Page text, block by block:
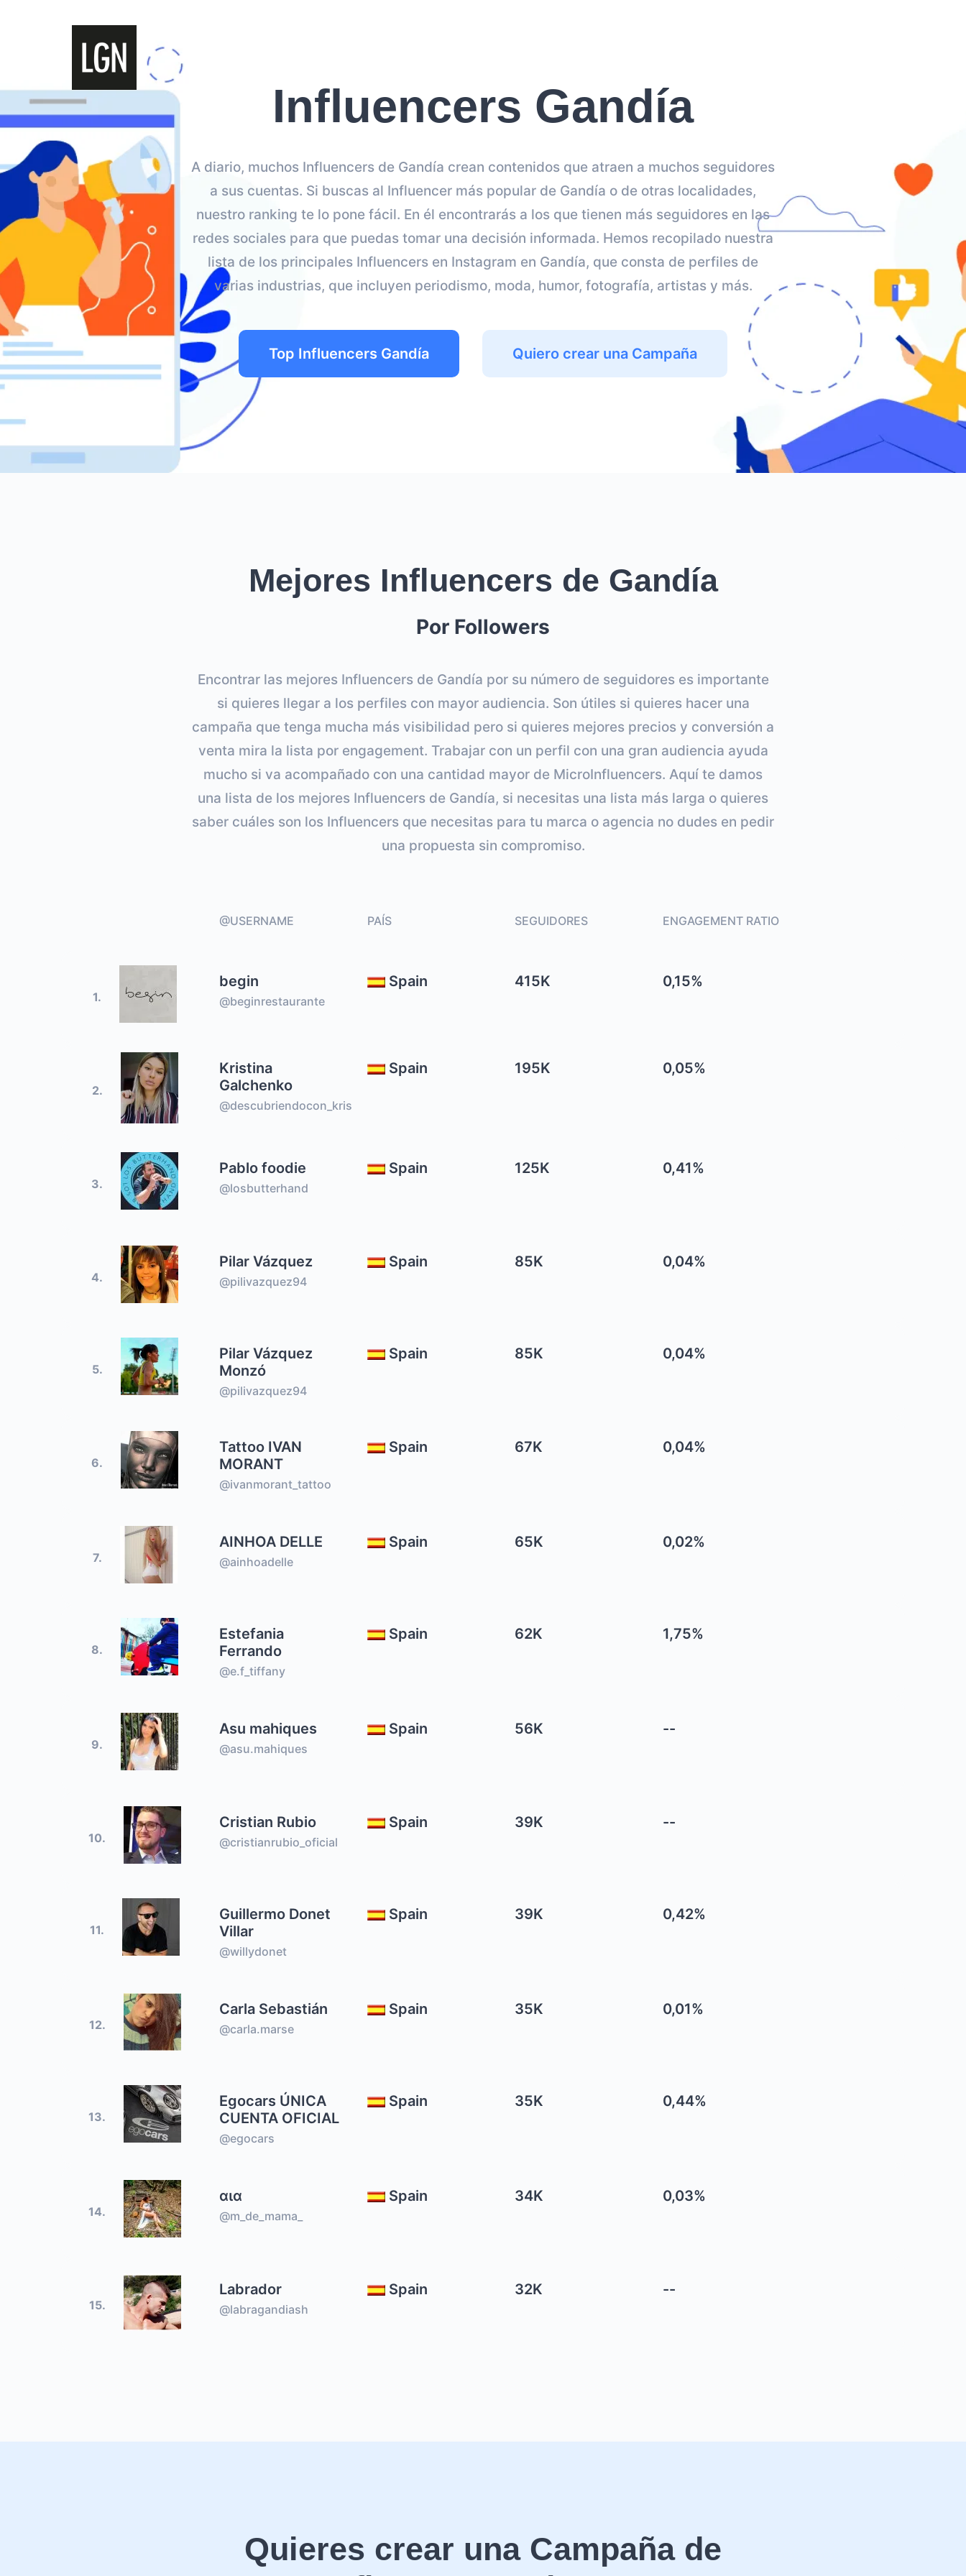
Influencers Gandía
A diario, muchos Influencers de Gandía crean contenidos que atraen a muchos seguidores
a sus cuentas. Si buscas al Influencer más popular de Gandía o de otras localidades,
nuestro ranking te lo pone fácil. En él encontrarás a los que tienen más seguidores en las
redes sociales para que puedas tomar una decisión informada. Hemos recopilado nuestra
lista de los principales Influencers en Instagram en Gandía, que consta de perfiles de
varias industrias, que incluyen periodismo, moda, humor, fotografía, artistas y más.
Top Influencers Gandía Quiero crear una Campaña
Mejores Influencers de Gandía
Por Followers
Encontrar las mejores Influencers de Gandía por su número de seguidores es importante
si quieres llegar a los perfiles con mayor audiencia. Son útiles si quieres hacer una
campaña que tenga mucha más visibilidad pero si quieres mejores precios y conversión a
venta mira la lista por engagement. Trabajar con un perfil con una gran audiencia ayuda
mucho si va acompañado con una cantidad mayor de MicroInfluencers. Aquí te damos
una lista de los mejores Influencers de Gandía, si necesitas una lista más larga o quieres
saber cuáles son los Influencers que necesitas para tu marca o agencia no dudes en pedir
una propuesta sin compromiso.
@USERNAME PAÍS SEGUIDORES ENGAGEMENT RATIO
1.
begin
@beginrestaurante
Spain 415K 0,15%
2.
Kristina
Galchenko
@descubriendocon_kris
Spain 195K 0,05%
3.
Pablo foodie
@losbutterhand
Spain 125K 0,41%
4.
Pilar Vázquez
@pilivazquez94
Spain 85K 0,04%
5.
Pilar Vázquez
Monzó
@pilivazquez94
Spain 85K 0,04%
6.
Tattoo IVAN
MORANT
@ivanmorant_tattoo
Spain 67K 0,04%
7.
AINHOA DELLE
@ainhoadelle
Spain 65K 0,02%
8.
Estefania
Ferrando
@e.f_tiffany
Spain 62K 1,75%
9.
Asu mahiques
@asu.mahiques
Spain 56K --
10.
Cristian Rubio
@cristianrubio_oficial
Spain 39K --
11.
Guillermo Donet
Villar
@willydonet
Spain 39K 0,42%
12.
Carla Sebastián
@carla.marse
Spain 35K 0,01%
13.
Egocars ÚNICA
CUENTA OFICIAL
@egocars
Spain 35K 0,44%
14.
αια
@m_de_mama_
Spain 34K 0,03%
15.
Labrador
@labragandiash
Spain 32K --
Quieres crear una Campaña de